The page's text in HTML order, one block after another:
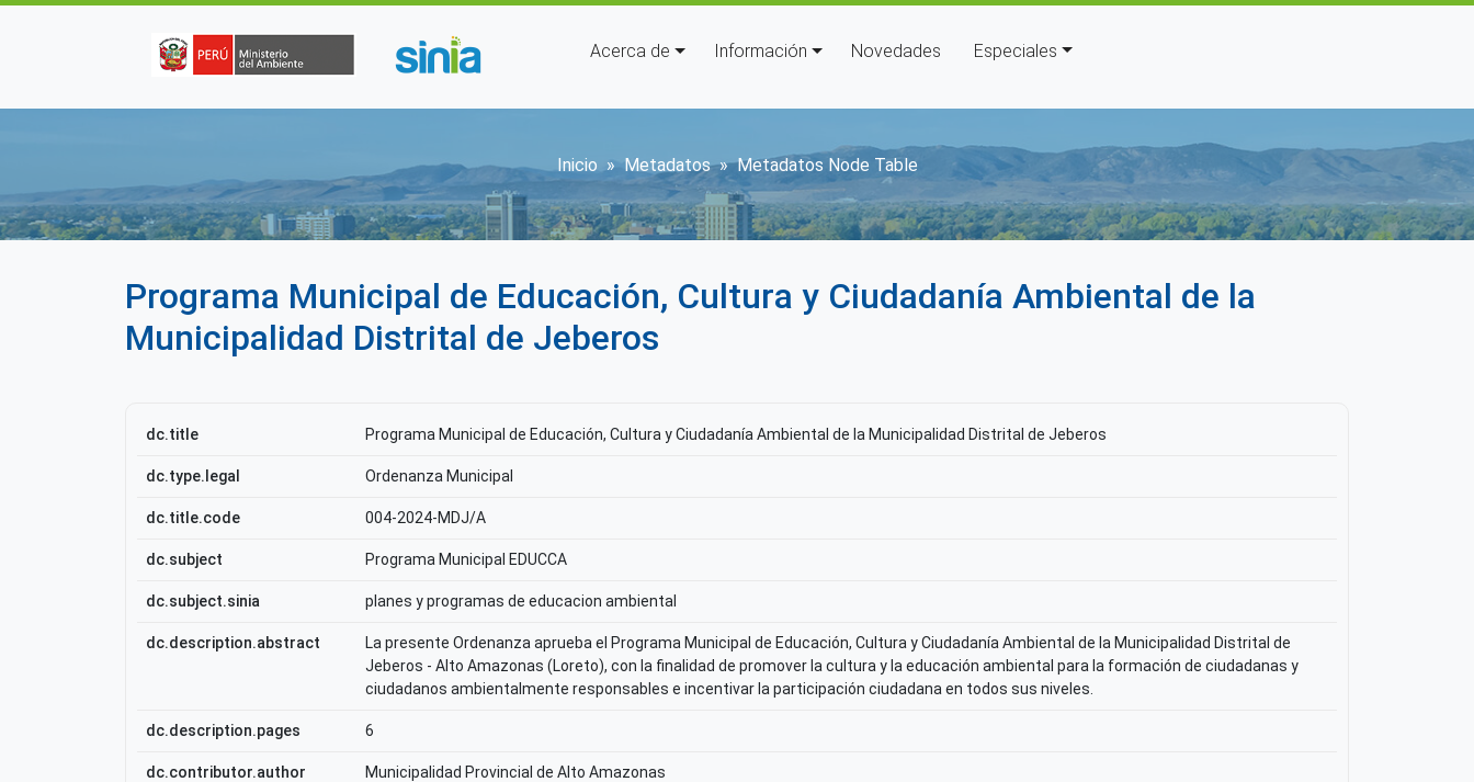
Navegación principal
Acerca de Información Novedades Especiales
Sobrescribir enlaces de ayuda a la navegación
Inicio Metadatos Metadatos Node Table
Programa Municipal de Educación, Cultura y Ciudadanía Ambiental de la
Municipalidad Distrital de Jeberos
dc.title Programa Municipal de Educación, Cultura y Ciudadanía Ambiental de la Municipalidad Distrital de Jeberos
dc.type.legal Ordenanza Municipal
dc.title.code 004-2024-MDJ/A
dc.subject Programa Municipal EDUCCA
dc.subject.sinia planes y programas de educacion ambiental
dc.description.abstract
La presente Ordenanza aprueba el Programa Municipal de Educación, Cultura y Ciudadanía Ambiental de la Municipalidad Distrital de
Jeberos - Alto Amazonas (Loreto), con la finalidad de promover la cultura y la educación ambiental para la formación de ciudadanas y
ciudadanos ambientalmente responsables e incentivar la participación ciudadana en todos sus niveles.
dc.description.pages 6
dc.contributor.author Municipalidad Provincial de Alto Amazonas